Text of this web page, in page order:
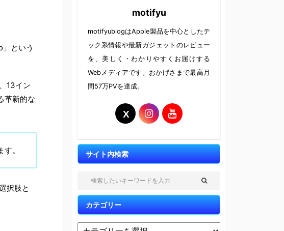
という
13イン
革新的な
。
択肢と
motifyu
motifyublogはApple製品を中心としたテ
ック系情報や最新ガジェットのレビュー
を、美しく・わかりやすくお届けする
Webメディアです。おかげさまで最高月
間57万PVを達成。
サイト内検索
カテゴリー